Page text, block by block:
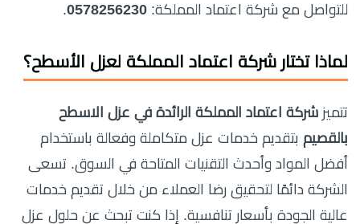
للتواصل مع شركة اعتماد المملكة: 0578256230
.
لماذا تختار شركة اعتماد المملكة لعزل الأسطح؟
تتميز شركة اعتماد المملكة الرائدة في عزل الاسطح
بالقصيم بتقديم خدمات عزل متكاملة وفعالة باستخدام
أفضل المواد وأحدث التقنيات المتاحة في السوق. تسعى
الشركة دائمًا لتحقيق رضا العملاء من خلال تقديم خدمات
عالية الجودة بأسعار تنافسية. إذا كنت تبحث عن حلول عزل